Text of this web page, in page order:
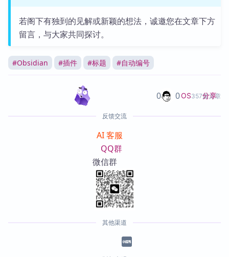
若阁下有独到的见解或新颖的想法，诚邀您在文章下方
留言，与大家共同探讨。
#Obsidian #插件 #标题 #自动编号
OS357篇文章
0 0 分享
反馈交流
AI 客服
QQ群
微信群
其他渠道